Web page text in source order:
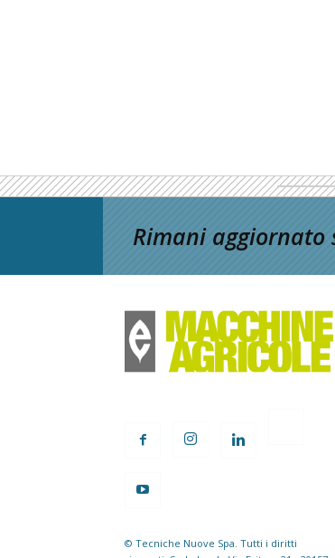
Rimani aggiornato
© Tecniche Nuove Spa. Tutti i diritti